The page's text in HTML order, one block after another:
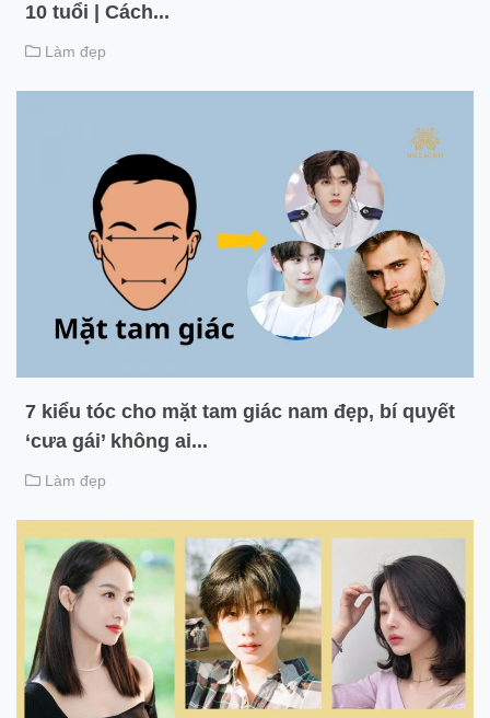
10 tuổi | Cách...
Làm đẹp
7 kiểu tóc cho mặt tam giác nam đẹp, bí quyết
‘cưa gái’ không ai...
Làm đẹp